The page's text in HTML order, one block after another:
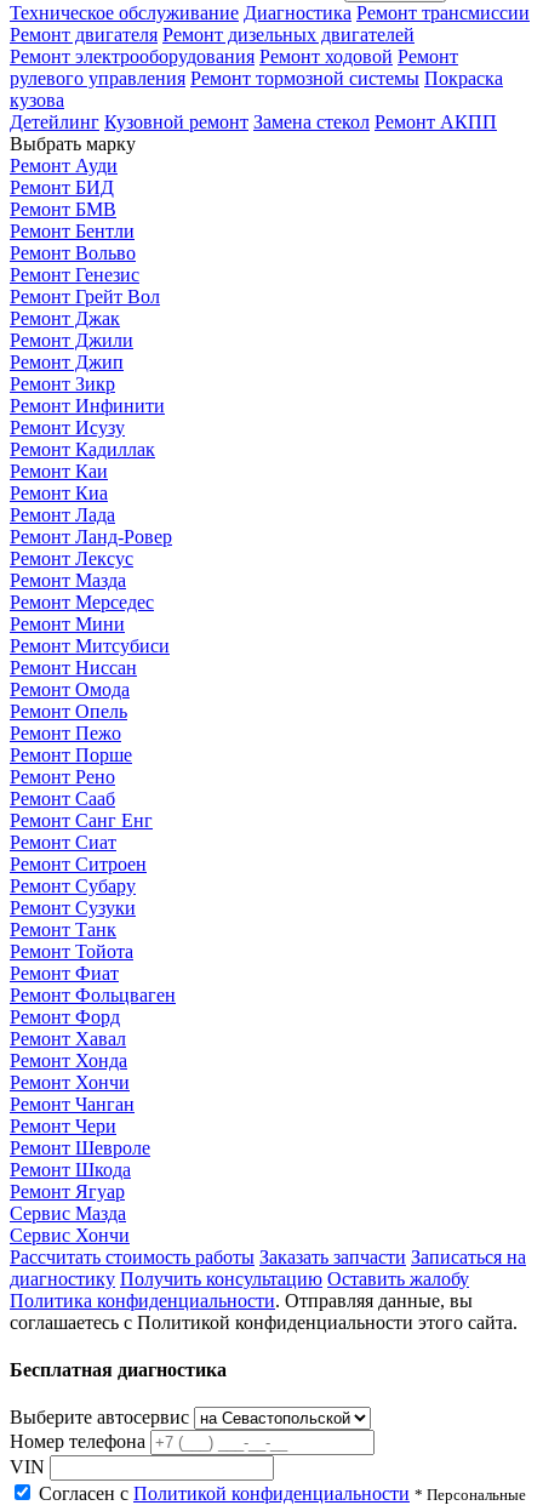
Техническое обслуживание Диагностика Ремонт трансмиссии
Ремонт двигателя Ремонт дизельных двигателей
Ремонт электрооборудования Ремонт ходовой Ремонт
рулевого управления Ремонт тормозной системы Покраска
кузова
Детейлинг Кузовной ремонт Замена стекол Ремонт АКПП
Выбрать марку
Ремонт Ауди
Ремонт БИД
Ремонт БМВ
Ремонт Бентли
Ремонт Вольво
Ремонт Генезис
Ремонт Грейт Вол
Ремонт Джак
Ремонт Джили
Ремонт Джип
Ремонт Зикр
Ремонт Инфинити
Ремонт Исузу
Ремонт Кадиллак
Ремонт Каи
Ремонт Киа
Ремонт Лада
Ремонт Ланд-Ровер
Ремонт Лексус
Ремонт Мазда
Ремонт Мерседес
Ремонт Мини
Ремонт Митсубиси
Ремонт Ниссан
Ремонт Омода
Ремонт Опель
Ремонт Пежо
Ремонт Порше
Ремонт Рено
Ремонт Сааб
Ремонт Санг Енг
Ремонт Сиат
Ремонт Ситроен
Ремонт Субару
Ремонт Сузуки
Ремонт Танк
Ремонт Тойота
Ремонт Фиат
Ремонт Фольцваген
Ремонт Форд
Ремонт Хавал
Ремонт Хонда
Ремонт Хончи
Ремонт Чанган
Ремонт Чери
Ремонт Шевроле
Ремонт Шкода
Ремонт Ягуар
Сервис Мазда
Сервис Хончи
Рассчитать стоимость работы Заказать запчасти Записаться на
диагностику Получить консультацию Оставить жалобу
Политика конфиденциальности. Отправляя данные, вы
соглашаетесь с Политикой конфиденциальности этого сайта.
Бесплатная диагностика
Выберите автосервис
Номер телефона
VIN
Согласен с Политикой конфиденциальности * Персональные